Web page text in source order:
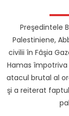
Preşedintele
Palestiniene,
civilii în Fâşia
Hamas împotriva
atacul brutal al
şi a reiterat